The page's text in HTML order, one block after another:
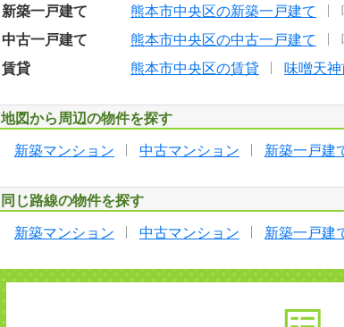
新築一戸建て
熊本市中央区の新築一戸建て
中古一戸建て
熊本市中央区の中古一戸建て
賃貸
熊本市中央区の賃貸 味噌天
地図から周辺の物件を探す
新築マンション 中古マンション 新築一戸建
同じ路線の物件を探す
新築マンション 中古マンション 新築一戸建